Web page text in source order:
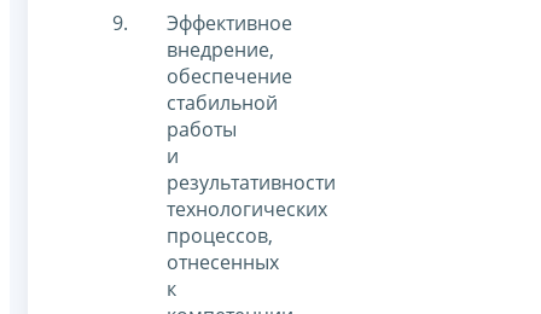
Эффективное
внедрение,
обеспечение
стабильной
работы
и
результативности
технологических
процессов,
отнесенных
к